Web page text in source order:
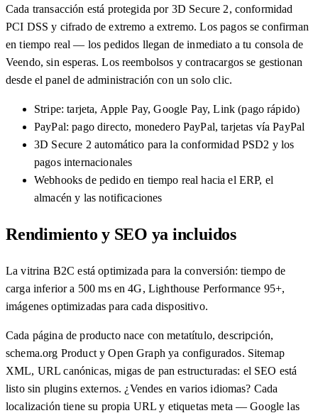
Cada transacción está protegida por 3D Secure 2, conformidad
PCI DSS y cifrado de extremo a extremo. Los pagos se confirman
en tiempo real — los pedidos llegan de inmediato a tu consola de
Veendo, sin esperas. Los reembolsos y contracargos se gestionan
desde el panel de administración con un solo clic.
Stripe: tarjeta, Apple Pay, Google Pay, Link (pago rápido)
PayPal: pago directo, monedero PayPal, tarjetas vía PayPal
3D Secure 2 automático para la conformidad PSD2 y los
pagos internacionales
Webhooks de pedido en tiempo real hacia el ERP, el
almacén y las notificaciones
Rendimiento y SEO ya incluidos
La vitrina B2C está optimizada para la conversión: tiempo de
carga inferior a 500 ms en 4G, Lighthouse Performance 95+,
imágenes optimizadas para cada dispositivo.
Cada página de producto nace con metatítulo, descripción,
schema.org Product y Open Graph ya configurados. Sitemap
XML, URL canónicas, migas de pan estructuradas: el SEO está
listo sin plugins externos. ¿Vendes en varios idiomas? Cada
localización tiene su propia URL y etiquetas meta — Google las